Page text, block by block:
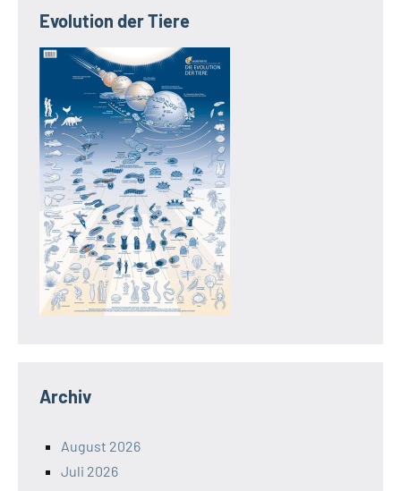
Evolution der Tiere
Archiv
August 2026
Juli 2026